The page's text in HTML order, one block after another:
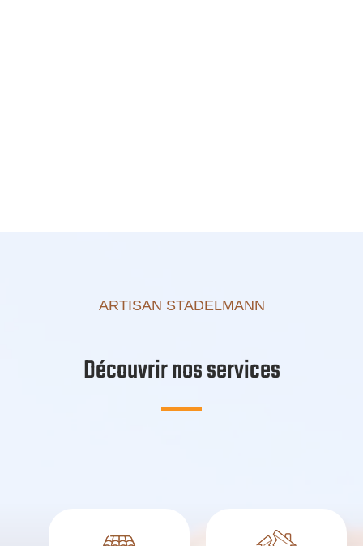
ARTISAN STADELMANN
Découvrir nos services